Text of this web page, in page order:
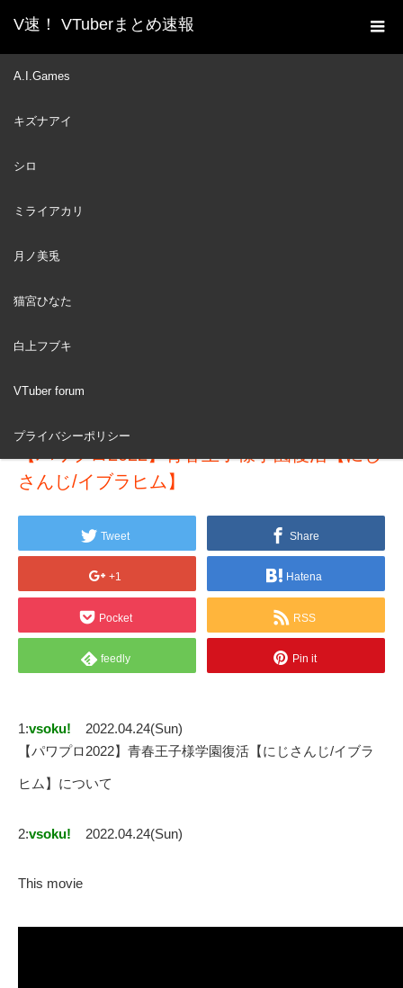
V速！ VTuberまとめ速報
A.I.Games
キズナアイ
シロ
ミライアカリ
月ノ美兎
猫宮ひなた
白上フブキ
VTuber forum
プライバシーポリシー
ホーム
新着動画一覧
24
【パワプロ2022】青春王子様学園復活【にじ
さんじ/イブラヒム】
Tweet Share
+1 Hatena
Pocket RSS
feedly Pin it
1:vsoku!
2022.04.24(Sun)
【パワプロ2022】青春王子様学園復活【にじさんじ/イブラ
ヒム】について
2:vsoku! 2022.04.24(Sun)
This movie